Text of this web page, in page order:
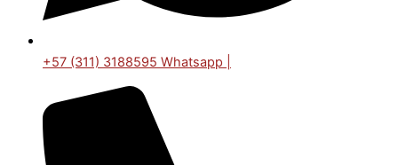
+57 (311) 3188595 Whatsapp |